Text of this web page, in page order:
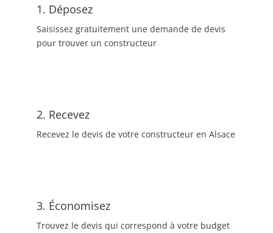
1. Déposez
Saisissez gratuitement une demande de devis
pour trouver un constructeur
2. Recevez
Recevez le devis de votre constructeur en Alsace
3. Économisez
Trouvez le devis qui correspond à votre budget